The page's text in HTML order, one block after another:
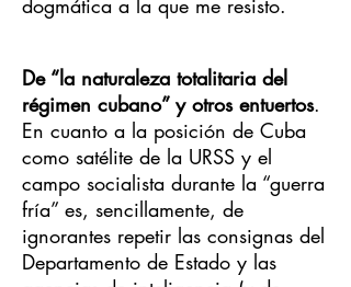
dogmática a la que me resisto.
De “la naturaleza totalitaria del
régimen cubano” y otros entuertos.
En cuanto a la posición de Cuba
como satélite de la URSS y el
campo socialista durante la “guerra
fría” es, sencillamente, de
ignorantes repetir las consignas del
Departamento de Estado y las